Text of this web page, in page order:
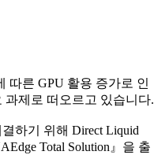
따른 GPU 활용 증가로 인
제로 떠오르고 있습니다.
하기 위해 Direct Liquid
Total Solution』을 출